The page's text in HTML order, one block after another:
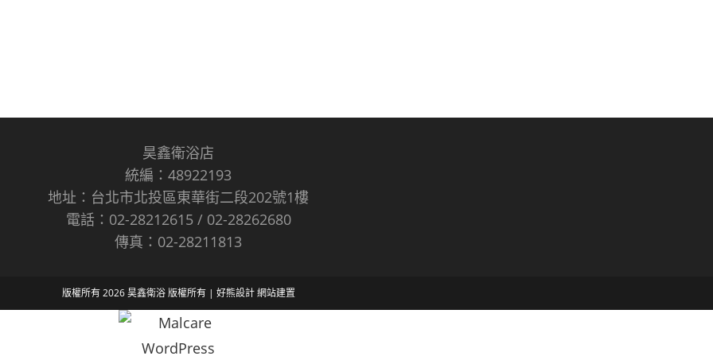
昊鑫衛浴店
統編：48922193
地址：台北市北投區東華街二段202號1樓
電話：02-28212615 / 02-28262680
傳真：02-28211813
版權所有 2026 昊鑫衛浴 版權所有 | 好熊設計網站建置